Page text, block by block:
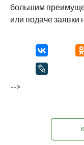
большим
или подаче заявки
-->